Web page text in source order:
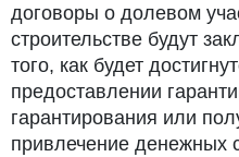
договоры о долевом
строительстве будут
того, как будет
предоставлении
гарантирования или
привлечение денежных